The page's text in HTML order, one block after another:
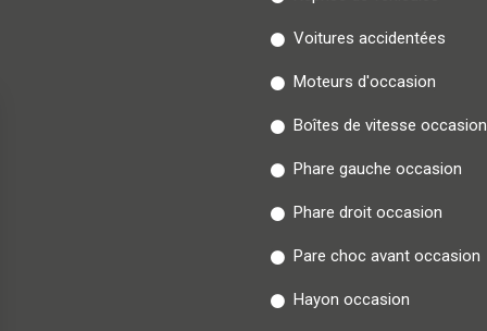
Voitures accidentées
Moteurs d'occasion
Boîtes de vitesse occasion
Phare gauche occasion
Phare droit occasion
Pare choc avant occasion
Hayon occasion